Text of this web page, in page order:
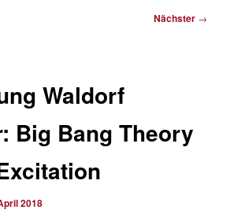
Nächster →
Waldorf
Big Bang Theory
2018